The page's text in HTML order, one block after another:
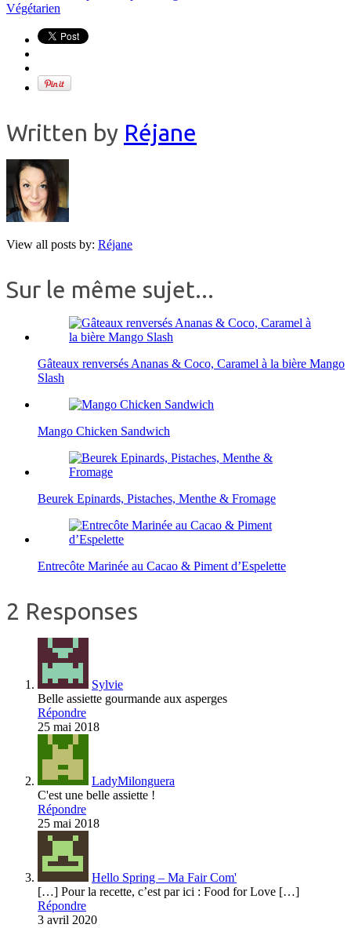
Végétarien
Written by Réjane
View all posts by: Réjane
Sur le même sujet...
Gâteaux renversés Ananas & Coco, Caramel à la bière Mango
Slash
Mango Chicken Sandwich
Beurek Epinards, Pistaches, Menthe & Fromage
Entrecôte Marinée au Cacao & Piment d’Espelette
2 Responses
Sylvie
Belle assiette gourmande aux asperges
Répondre
25 mai 2018
LadyMilonguera
C'est une belle assiette !
Répondre
25 mai 2018
Hello Spring – Ma Fair Com'
[…] Pour la recette, c’est par ici : Food for Love […]
Répondre
3 avril 2020